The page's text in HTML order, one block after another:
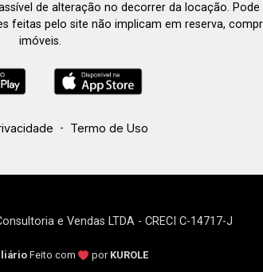
de alteração no decorrer da locação.
feitas pelo site não implicam em reserva,
imóveis.
- Termo de Uso
e Vendas LTDA - CRECI C-14717-J
Feito com por KUROLE